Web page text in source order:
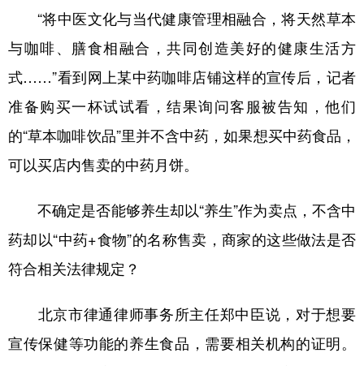
“将中医文化与当代健康管理相融合，将天然草本
与咖啡、膳食相融合，共同创造美好的健康生活方
式……”看到网上某中药咖啡店铺这样的宣传后，记者
准备购买一杯试试看，结果询问客服被告知，他们
的“草本咖啡饮品”里并不含中药，如果想买中药食品，
可以买店内售卖的中药月饼。
不确定是否能够养生却以“养生”作为卖点，不含中
药却以“中药+食物”的名称售卖，商家的这些做法是否
符合相关法律规定？
北京市律通律师事务所主任郑中臣说，对于想要
宣传保健等功能的养生食品，需要相关机构的证明。